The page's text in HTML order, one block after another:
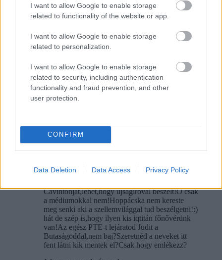
I want to allow Google to enable storage
related to functionality of the website or app.
I want to allow Google to enable storage
related to personalization.
I want to allow Google to enable storage
related to security, including authentication
functionality and fraud prevention, and other
user protection.
CONFIRM
Data Deletion Data Access Privacy Policy
Másik oldal:
"– A felvetésre egyszerű a válaszom: semmi sem igaz
abból, ami megjelent –mondta
Klinikai Központjának ápolási igazgatója. – Ha nem
augusztust írnánk, akár azt is gondolhatnám, hogy ez
egy áprilisi tréfa. Őszintén szólva fogalmam sincs, hogy
az információ kitől származik, engem ugyanis egyetlen
médium sem keresett meg ez ügyben."
"
3. eperpalánta
2011. augusztus 17. 10:03
Cavintonját,lehet,hogy újságíróval beszélt!Ő csak
a médiumokkal nem!Hoppácska nem kereste
meg senki aki a szellemvilággal tud beszélgetni!:)
hát de szép is,hogy ilyen kis iqtitán főnővérünk
van!Az egész PTE-t lejáratod Judit a
Butaságoddal,nem baj?Szeretnéd a neveket itt
fent látni kik mentek el?Csak hogy emlékezz?